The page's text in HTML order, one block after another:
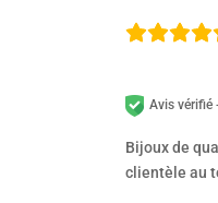
Avis vérifié
Bijoux de
clientèle au